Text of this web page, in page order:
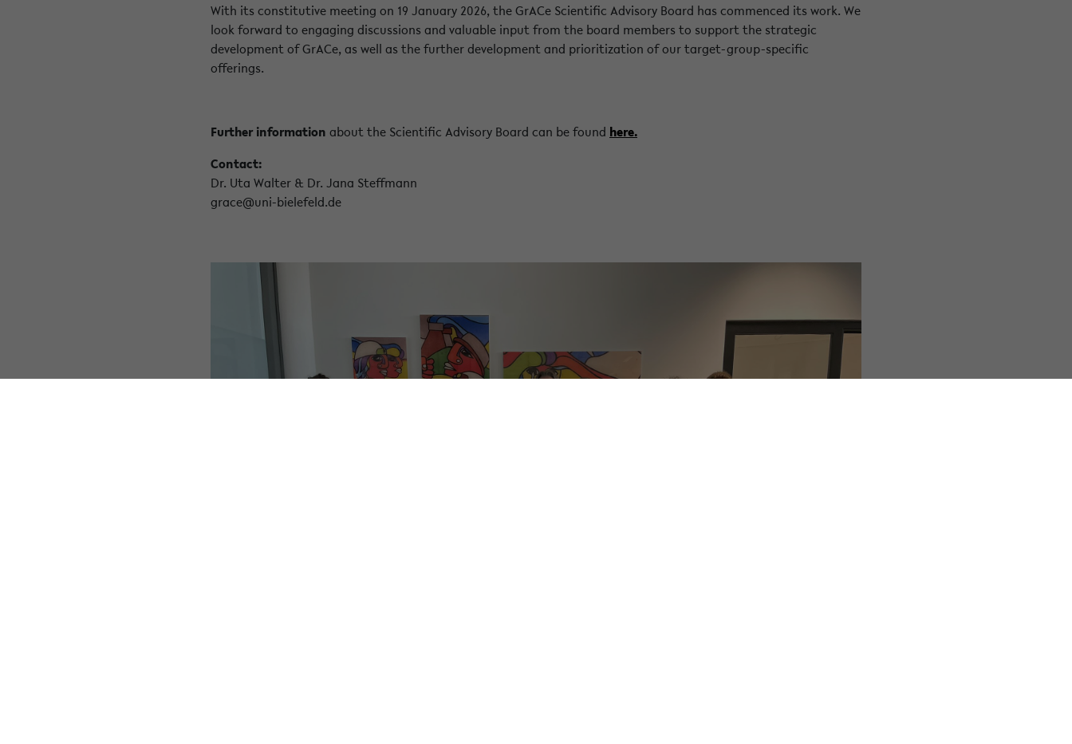
With its constitutive meeting on 19 January 2026, the GrACe Scientific Advisory Board has commenced its work. We
look forward to engaging discussions and valuable input from the board members to support the strategic
development of GrACe, as well as the further development and prioritization of our target-group-specific
offerings.
Further information about the Scientific Advisory Board can be found here.
Contact:
Dr. Uta Walter & Dr. Jana Steffmann
grace@uni-bielefeld.de